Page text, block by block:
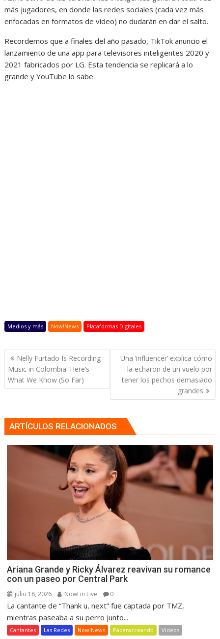
más jugadores, en donde las redes sociales (cada vez más
enfocadas en formatos de video) no dudarán en dar el salto.
Recordemos que a finales del año pasado, TikTok anuncio el
lanzamiento de una app para televisores inteligentes 2020 y
2021 fabricados por LG. Esta tendencia se replicará a lo
grande y YouTube lo sabe.
Medios y más Now!News Plataformas Digitales
Navegación
de
entradas
Nelly Furtado Is Recording
Music in Colombia: Here’s
What We Know (So Far)
Una ‘influencer’ explica cómo
la echaron de un vuelo por
tener los pechos demasiado
grandes
ARTÍCULOS RELACIONADOS
Ariana Grande y Ricky Álvarez reavivan su romance
con un paseo por Central Park
julio 18, 2026 Now! in Live 0
La cantante de “Thank u, next” fue captada por TMZ,
mientras paseaba a su perro junto...
Cantantes Las Redes Now!News Paparazzeando Videos